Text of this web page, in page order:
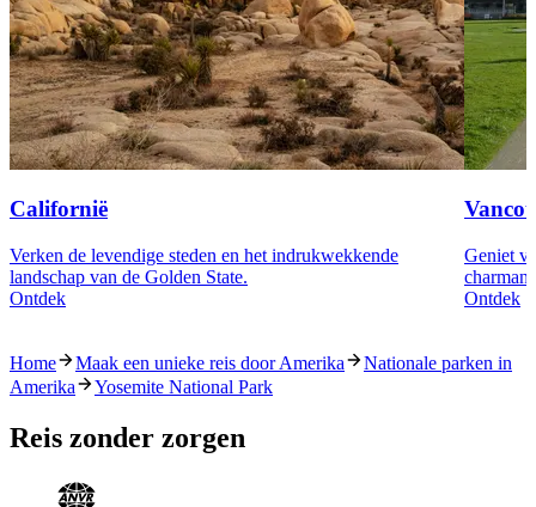
Californië
Verken de levendige steden en het indrukwekkende
landschap van de Golden State.
Ontdek
Geniet
Ontdek
Home Maak een unieke reis door Amerika
Nationale parken in
Amerika
Yosemite National Park
Reis zonder zorgen